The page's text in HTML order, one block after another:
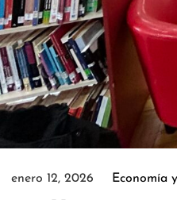
enero 12, 2026 Economía